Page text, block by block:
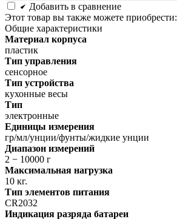
Добавить в сравнение
Этот товар вы также можете приобрести:
Общие характеристики
Материал корпуса
пластик
Тип управления
сенсорное
Тип устройства
кухонные весы
Тип
электронные
Единицы измерения
гр/мл/унции/фунты/жидкие унции
Диапазон измерений
2 − 10000 г
Максимальная нагрузка
10 кг.
Тип элементов питания
CR2032
Индикация разряда батареи